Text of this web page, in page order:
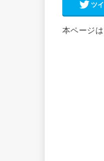
ツ
本ページ